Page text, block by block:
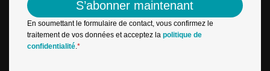
N
a
m
e
i
l
*
S’abonner maintenant
En soumettant le formulaire de contact, vous confirmez le
traitement de vos données et acceptez la politique de
confidentialité.*